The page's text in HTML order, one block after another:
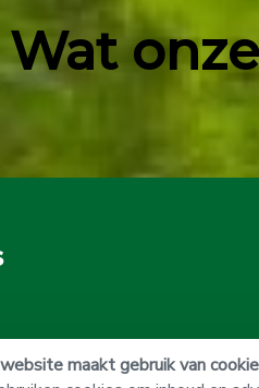
Wat
maakt gebruik van